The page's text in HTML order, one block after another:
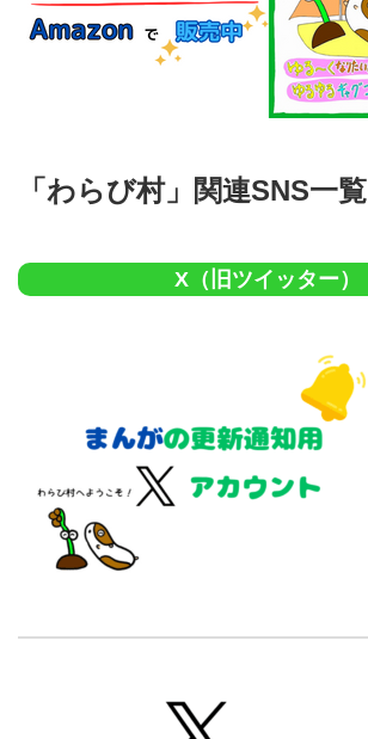
「わらび村」関連SNS一覧
X（旧ツイッター）